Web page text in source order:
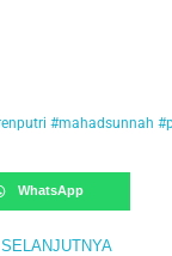
#mahadsunnah
WhatsApp
SELANJUTNYA